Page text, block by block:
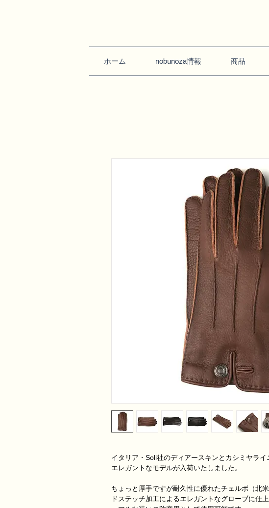
ホーム nobunoza情報 商品
イタリア・Soli社のディアースキンとカシミヤラ
エレガントなモデルが入荷いたしました。
ちょっと厚手ですが耐久性に優れたチェルボ（北
ドステッチ加工によるエレガントなグローブに仕